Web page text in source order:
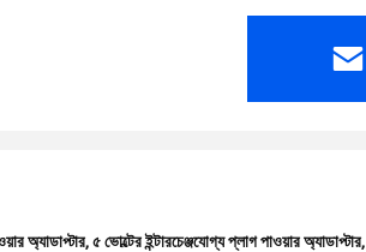
অ্যাডাপ্টার,৫ ভোল্টের ইন্টারচেঞ্জযোগ্য প্লাগ পাওয়ার অ্যাডাপ্টার,